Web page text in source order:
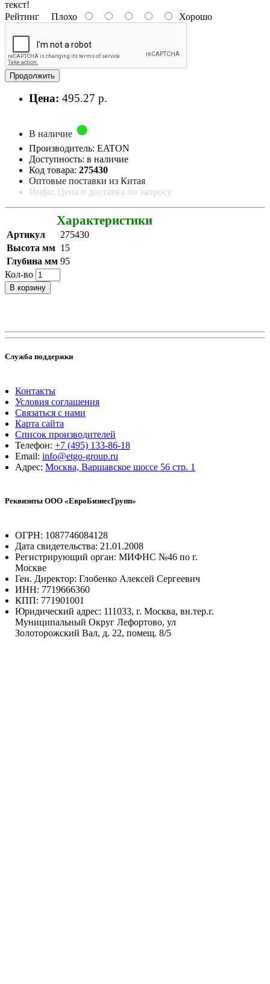
текст!
Рейтинг Плохо Хорошо
Продолжить
Цена: 495.27 р.
В наличие
Производитель: EATON
Доступность: в наличие
Код товара: 275430
Оптовые поставки из Китая
Инфо: Цена и доставка по запросу
Характеристики
Артикул
275430
Высота мм 15
Глубина мм 95
Кол-во
В корзину
Служба поддержки
Контакты
Условия соглашения
Связаться с нами
Карта сайта
Список производителей
Телефон: +7 (495) 133-86-18
Email: info@etgo-group.ru
Адрес: Москва, Варшавское шоссе 56 стр. 1
Реквизиты ООО «ЕвроБизнесГрупп»
ОГРН: 1087746084128
Дата свидетельства: 21.01.2008
Регистрирующий орган: МИФНС №46 по г.
Москве
Ген. Директор: Глобенко Алексей Сергеевич
ИНН: 7719666360
КПП: 771901001
Юридический адрес: 111033, г. Москва, вн.тер.г.
Муниципальный Округ Лефортово, ул
Золоторожский Вал, д. 22, помещ. 8/5